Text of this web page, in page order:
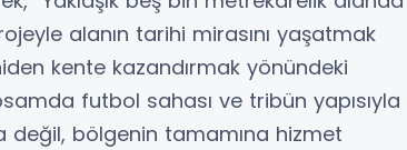
alanın tarihi mirasını yaşatmak
kente kazandırmak yönündeki
futbol sahası ve tribün yapısıyla
değil, bölgenin tamamına hizmet